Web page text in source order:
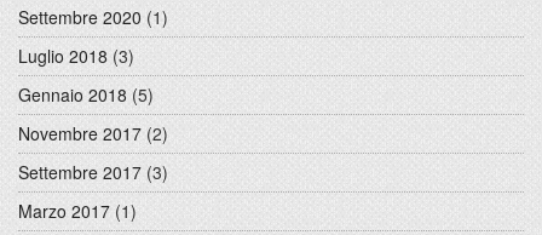
Settembre 2020 (1)
Luglio 2018 (3)
Gennaio 2018 (5)
Novembre 2017 (2)
Settembre 2017 (3)
Marzo 2017 (1)